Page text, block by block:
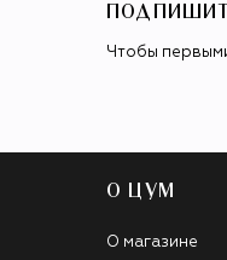
Чтобы
О ЦУМ
О магазине